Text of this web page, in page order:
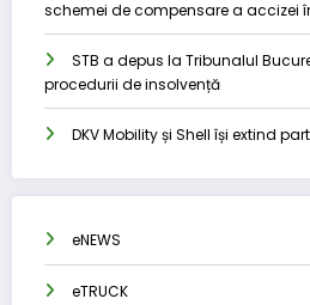
schemei de compensare a accizei
STB a depus la Tribunalul
procedurii de insolvență
DKV Mobility și Shell își extind
eNEWS
eTRUCK